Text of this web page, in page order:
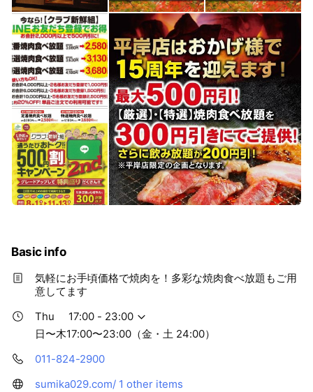
Basic info
気軽にお手頃価格で焼肉を！多彩な焼肉食べ放題もご用
意してます
Thu
17:00 - 23:00
日〜木17:00〜23:00（金・土 24:00）
011-824-2900
sumika029.com/ 1 other items